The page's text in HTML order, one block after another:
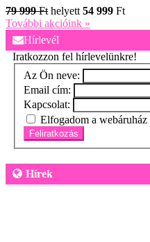
79 999 Ft helyett 54 999 Ft
További akcióink »
Hírlevél
Iratkozzon fel hírlevelünkre!
Az Ön neve:
Email cím:
Kapcsolat:
Elfogadom a webáruház
Feliratkozás
Hírek